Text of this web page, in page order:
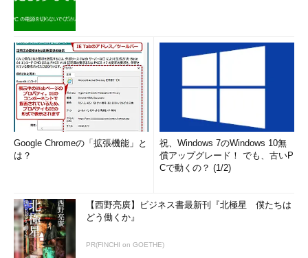
ウトバウンド方向
はすべて許可だ
が、例外設定する
ことも可能
・プロトコル
（TCP／UDP／
ICMP）ごとのフィ
ルタリング
・プログラムおよ
スごとのフィルタ
リング
・承認されたユー
ザー／コンピュー
タのみの接続許可
Google Chromeの「拡張機能」と
は？
祝、Windows 7のWindows 10無
償アップグレード！ でも、古いP
Cで動くの？ (1/2)
【西野亮廣】ビジネス書最新刊『北極星 僕たちは
どう働くか』
PR(FINCHI on GOETHE)